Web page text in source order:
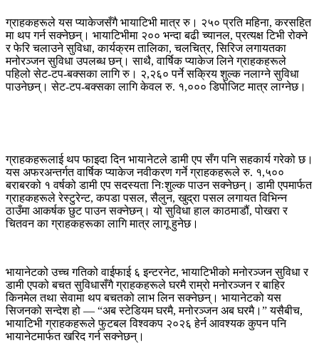
ग्राहकहरूले यस प्याकेजसँगै भायाटिभी मात्र रु। २५० प्रति महिना, करसहित
मा थप गर्न सक्नेछन्। भायाटिभीमा २०० भन्दा बढी च्यानल, प्रत्यक्ष टिभी रोक्ने
र फेरि चलाउने सुविधा, कार्यक्रम तालिका, चलचित्र, सिरिज लगायतका
मनोरञ्जन सुविधा उपलब्ध छन्। साथै, वार्षिक प्याकेज लिने ग्राहकहरूले
पहिलो सेट-टप-बक्सका लागि रु। २,२६० पर्ने सक्रिय शुल्क नलाग्ने सुविधा
पाउनेछन्। सेट-टप-बक्सका लागि केवल रु. १,००० डिपोजिट मात्र लाग्नेछ।
ग्राहकहरूलाई थप फाइदा दिन भायानेटले डामी एप सँग पनि सहकार्य गरेको छ।
यस अफरअन्तर्गत वार्षिक प्याकेज नवीकरण गर्ने ग्राहकहरूले रु. १,५००
बराबरको १ वर्षको डामी एप सदस्यता निःशुल्क पाउन सक्नेछन्। डामी एपमार्फत
ग्राहकहरूले रेस्टुरेन्ट, कपडा पसल, सैलुन, खुद्रा पसल लगायत विभिन्न
ठाउँमा आकर्षक छुट पाउन सक्नेछन्। यो सुविधा हाल काठमाडौं, पोखरा र
चितवन का ग्राहकहरूका लागि मात्र लागू हुनेछ।
भायानेटको उच्च गतिको वाईफाई ६ इन्टरनेट, भायाटिभीको मनोरञ्जन सुविधा र
डामी एपको बचत सुविधासँगै ग्राहकहरूले घरमै राम्रो मनोरञ्जन र बाहिर
किनमेल तथा सेवामा थप बचतको लाभ लिन सक्नेछन्। भायानेटको यस
सिजनको सन्देश हो — “अब स्टेडियम घरमै, मनोरञ्जन अब घरमै।” यसैबीच,
भायाटिभी ग्राहकहरूले फुटबल विश्वकप २०२६ हेर्न आवश्यक कुपन पनि
भायानेटमार्फत खरिद गर्न सक्नेछन्।